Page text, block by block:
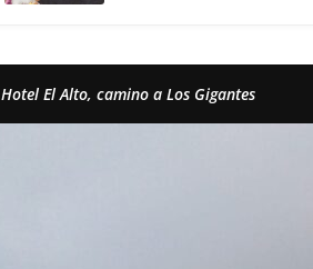
Hotel El Alto, camino a Los Gigantes